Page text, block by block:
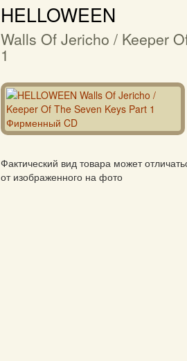
HELLOWEEN
Walls Of Jericho / Keeper
1
Фактический вид товара может
от изображенного на фото